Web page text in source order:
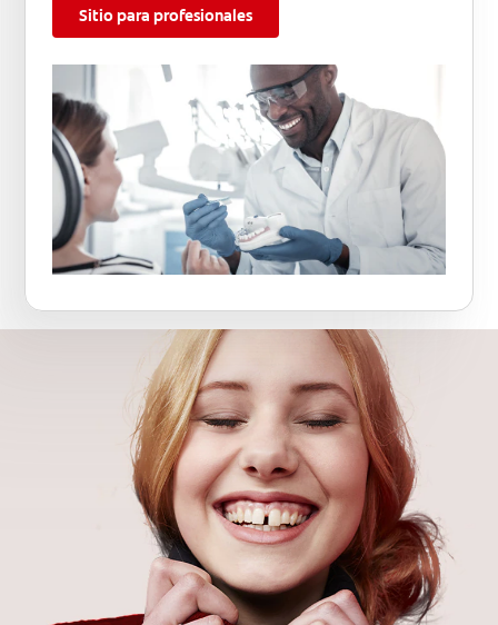
Sitio para profesionales